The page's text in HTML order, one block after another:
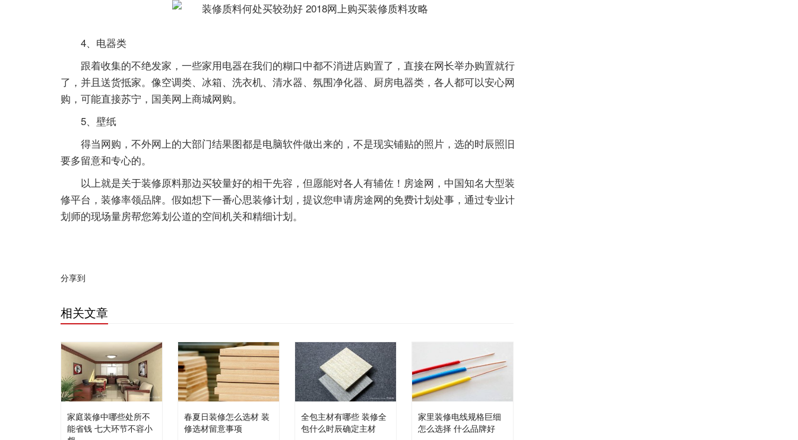
4、电器类
跟着收集的不绝发家，一些家用电器在我们的糊口中都不消进店购置了，直接在网长举办购置就行
了，并且送货抵家。像空调类、冰箱、洗衣机、清水器、氛围净化器、厨房电器类，各人都可以安心网
购，可能直接苏宁，国美网上商城网购。
5、壁纸
得当网购，不外网上的大部门结果图都是电脑软件做出来的，不是现实铺贴的照片，选的时辰照旧
要多留意和专心的。
以上就是关于装修原料那边买较量好的相干先容，但愿能对各人有辅佐！房途网，中国知名大型装
修平台，装修率领品牌。假如想下一番心思装修计划，提议您申请房途网的免费计划处事，通过专业计
划师的现场量房帮您筹划公道的空间机关和精细计划。
分享到
相关文章
家庭装修中哪些处所不
能省钱 七大环节不容小
春夏日装修怎么选材 装
修选材留意事项
全包主材有哪些 装修全
包什么时辰确定主材
家里装修电线规格巨细
怎么选择 什么品牌好